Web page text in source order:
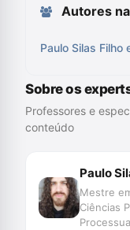
Autores
Paulo Silas
Sobre os
Professores e
conteúdo
Paulo
Mestre
Ciências